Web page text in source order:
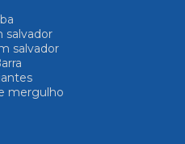
salvador
salvador
mergulho